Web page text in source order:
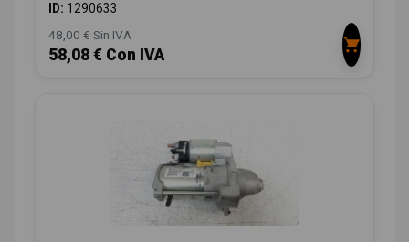
ID: 1290633
48,00 € Sin IVA
58,08 € Con IVA